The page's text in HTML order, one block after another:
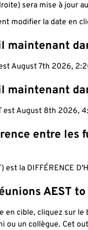
sera mise à jour
modifier la date en
maintenant
August 7th 2026,
maintenant
est August 8th 2026,
entre les
est la DIFFÉRENCE
AEST to
en cible, cliquez sur
ou un collègue. Cet